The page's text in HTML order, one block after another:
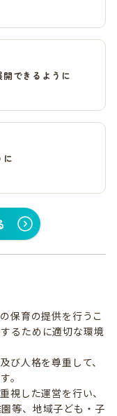
できるように
に
保育の提供を行うこ
るために適切な環境
び人格を尊重して、
。
視した運営を行い、
等、地域子ども・子